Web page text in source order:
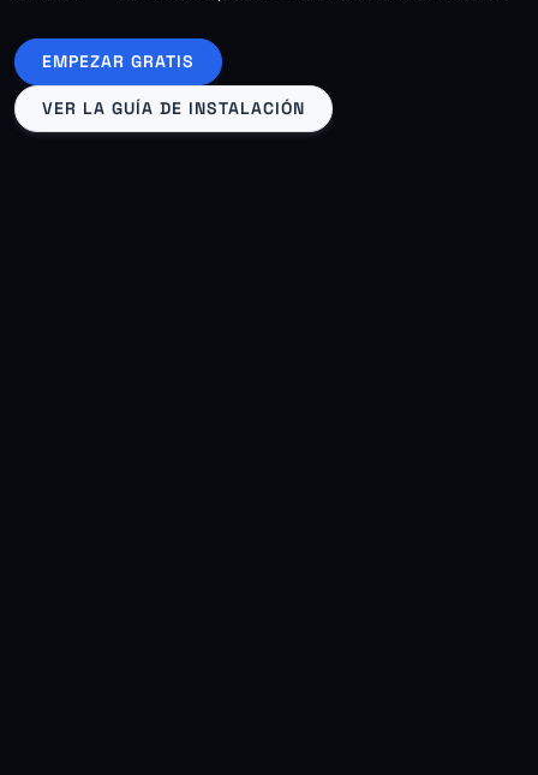
EMPEZAR GRATIS
VER LA GUÍA DE INSTALACIÓN